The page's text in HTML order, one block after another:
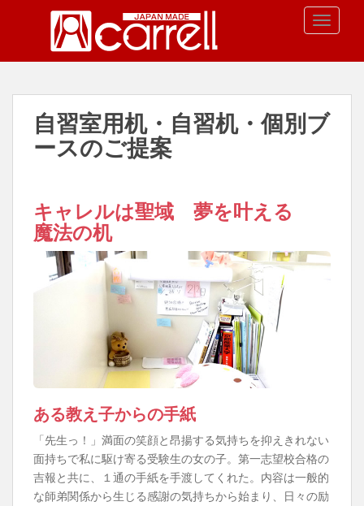
p
自習室用机・自習机・個別ブ
ースのご提案
キャレルは聖域 夢を叶える
魔法の机
ある教え子からの手紙
「先生っ！」満面の笑顔と昂揚する気持ちを抑えきれない
面持ちで私に駆け寄る受験生の女の子。第一志望校合格の
吉報と共に、１通の手紙を手渡してくれた。内容は一般的
な師弟関係から生じる感謝の気持ちから始まり、日々の励